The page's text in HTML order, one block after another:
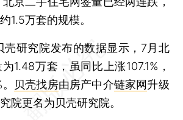
1.5万套的规模。
研究院发布的数据显示，7月北
1.48万套，虽同比上涨107.1%，
贝壳找房由房产中介链家网升级
院更名为贝壳研究院。